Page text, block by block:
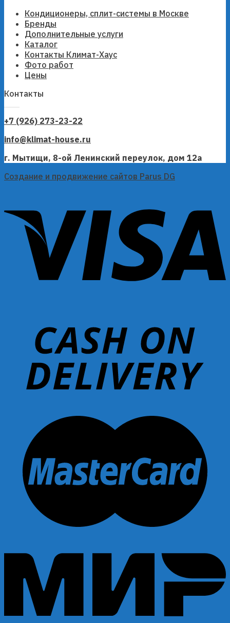
Кондиционеры, сплит-системы в Москве
Бренды
Дополнительные услуги
Каталог
Контакты Климат-Хаус
Фото работ
Цены
Контакты
+7 (926) 273-23-22
info@klimat-house.ru
г. Мытищи, 8-ой Ленинский переулок, дом 12а
Создание и продвижение сайтов Parus DG